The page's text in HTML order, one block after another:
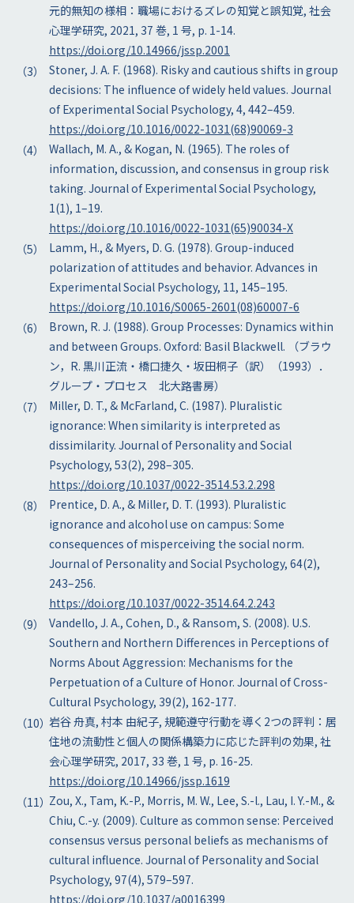
元的無知の様相：職場におけるズレの知覚と誤知覚, 社会
心理学研究, 2021, 37 巻, 1 号, p. 1-14.
https://doi.org/10.14966/jssp.2001
Stoner, J. A. F. (1968). Risky and cautious shifts in group
decisions: The influence of widely held values. Journal
of Experimental Social Psychology, 4, 442–459.
https://doi.org/10.1016/0022-1031(68)90069-3
Wallach, M. A., & Kogan, N. (1965). The roles of
information, discussion, and consensus in group risk
taking. Journal of Experimental Social Psychology,
1(1), 1–19.
https://doi.org/10.1016/0022-1031(65)90034-X
Lamm, H., & Myers, D. G. (1978). Group-induced
polarization of attitudes and behavior. Advances in
Experimental Social Psychology, 11, 145–195.
https://doi.org/10.1016/S0065-2601(08)60007-6
Brown, R. J. (1988). Group Processes: Dynamics within
and between Groups. Oxford: Basil Blackwell. （ブラウ
ン，R. 黒川正流・橋口捷久・坂田桐子（訳）（1993）．
グループ・プロセス 北大路書房）
Miller, D. T., & McFarland, C. (1987). Pluralistic
ignorance: When similarity is interpreted as
dissimilarity. Journal of Personality and Social
Psychology, 53(2), 298–305.
https://doi.org/10.1037/0022-3514.53.2.298
Prentice, D. A., & Miller, D. T. (1993). Pluralistic
ignorance and alcohol use on campus: Some
consequences of misperceiving the social norm.
Journal of Personality and Social Psychology, 64(2),
243–256.
https://doi.org/10.1037/0022-3514.64.2.243
Vandello, J. A., Cohen, D., & Ransom, S. (2008). U.S.
Southern and Northern Differences in Perceptions of
Norms About Aggression: Mechanisms for the
Perpetuation of a Culture of Honor. Journal of Cross-
Cultural Psychology, 39(2), 162-177.
岩谷 舟真, 村本 由紀子, 規範遵守行動を導く2つの評判：居
住地の流動性と個人の関係構築力に応じた評判の効果, 社
会心理学研究, 2017, 33 巻, 1 号, p. 16-25.
https://doi.org/10.14966/jssp.1619
Zou, X., Tam, K.-P., Morris, M. W., Lee, S.-l., Lau, I. Y.-M., &
Chiu, C.-y. (2009). Culture as common sense: Perceived
consensus versus personal beliefs as mechanisms of
cultural influence. Journal of Personality and Social
Psychology, 97(4), 579–597.
https://doi.org/10.1037/a0016399